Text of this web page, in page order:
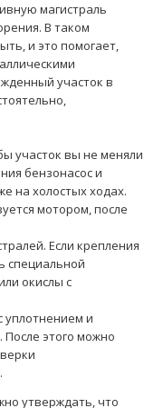
ВАЗ-2170
ВАЗ-2170, 2171,
магистраль
В таком
и это помогает,
участок в
участок вы не
бензонасос и
на холостых ходах.
мотором, после
Если крепления
специальной
окислы с
уплотнением и
этого можно
утверждать, что